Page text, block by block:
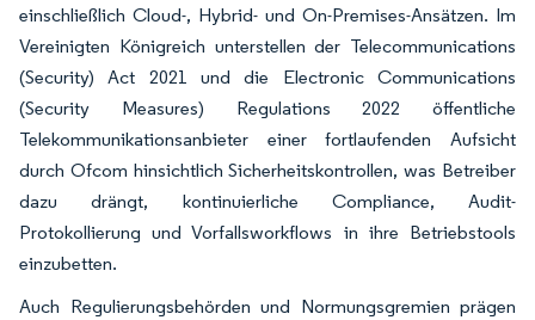
einschließlich Cloud-, Hybrid- und On-Premises-Ansätzen. Im
Vereinigten Königreich unterstellen der Telecommunications
(Security) Act 2021 und die Electronic Communications
(Security Measures) Regulations 2022 öffentliche
Telekommunikationsanbieter einer fortlaufenden Aufsicht
durch Ofcom hinsichtlich Sicherheitskontrollen, was Betreiber
dazu drängt, kontinuierliche Compliance, Audit-
Protokollierung und Vorfallsworkflows in ihre Betriebstools
einzubetten.
Auch Regulierungsbehörden und Normungsgremien prägen